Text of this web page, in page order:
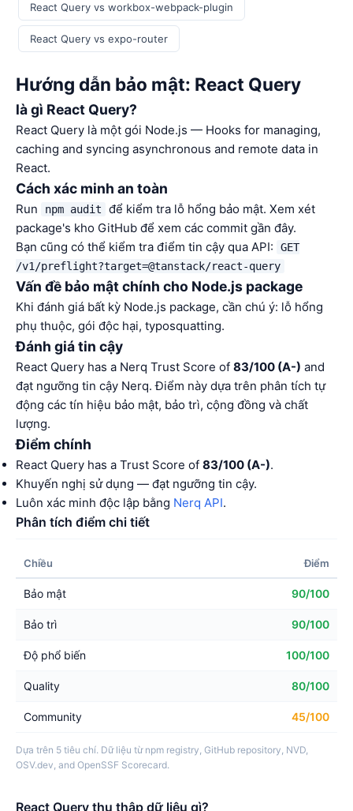
React Query vs workbox-webpack-plugin
React Query vs expo-router
Hướng dẫn bảo mật: React Query
là gì React Query?
React Query là một gói Node.js — Hooks for managing,
caching and syncing asynchronous and remote data in
React.
Cách xác minh an toàn
Run npm audit
để kiểm tra lỗ hổng bảo mật. Xem xét
package's kho GitHub để xem các commit gần đây.
Bạn cũng có thể kiểm tra điểm tin cậy qua API:
GET
/v1/preflight?target=@tanstack/react-query
Vấn đề bảo mật chính cho Node.js package
Khi đánh giá bất kỳ Node.js package, cần chú ý: lỗ hổng
phụ thuộc, gói độc hại, typosquatting.
Đánh giá tin cậy
React Query has a Nerq Trust Score of 83/100 (A-) and
đạt ngưỡng tin cậy Nerq. Điểm này dựa trên phân tích tự
động các tín hiệu bảo mật, bảo trì, cộng đồng và chất
lượng.
Điểm chính
React Query has a Trust Score of 83/100 (A-).
Khuyến nghị sử dụng — đạt ngưỡng tin cậy.
Luôn xác minh độc lập bằng Nerq API.
Phân tích điểm chi tiết
Chiều Điểm
Bảo mật 90/100
Bảo trì 90/100
Độ phổ biến 100/100
Quality 80/100
Community 45/100
Dựa trên 5 tiêu chí. Dữ liệu từ npm registry, GitHub repository, NVD,
OSV.dev, and OpenSSF Scorecard.
React Query thu thập dữ liệu gì?